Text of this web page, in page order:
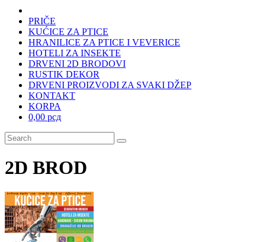
PRIČE
KUĆICE ZA PTICE
HRANILICE ZA PTICE I VEVERICE
HOTELI ZA INSEKTE
DRVENI 2D BRODOVI
RUSTIK DEKOR
DRVENI PROIZVODI ZA SVAKI DŽEP
KONTAKT
KORPA
0,00 рсд
2D BROD